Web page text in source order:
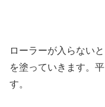
ローラーが入らない
を塗っていきます。
す。